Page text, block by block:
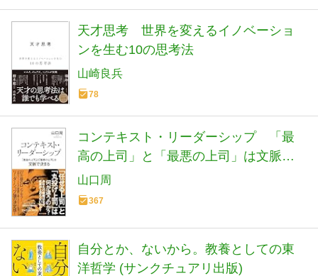
天才思考 世界を変えるイノベーショ
ンを生む10の思考法
山崎良兵
78
コンテキスト・リーダーシップ 「最
高の上司」と「最悪の上司」は文脈で
決まる (光文社新書 1406)
山口周
367
自分とか、ないから。教養としての東
洋哲学 (サンクチュアリ出版)